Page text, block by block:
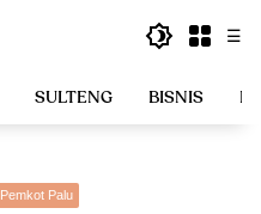
☰
SULTENG BISNIS
Pemkot Palu